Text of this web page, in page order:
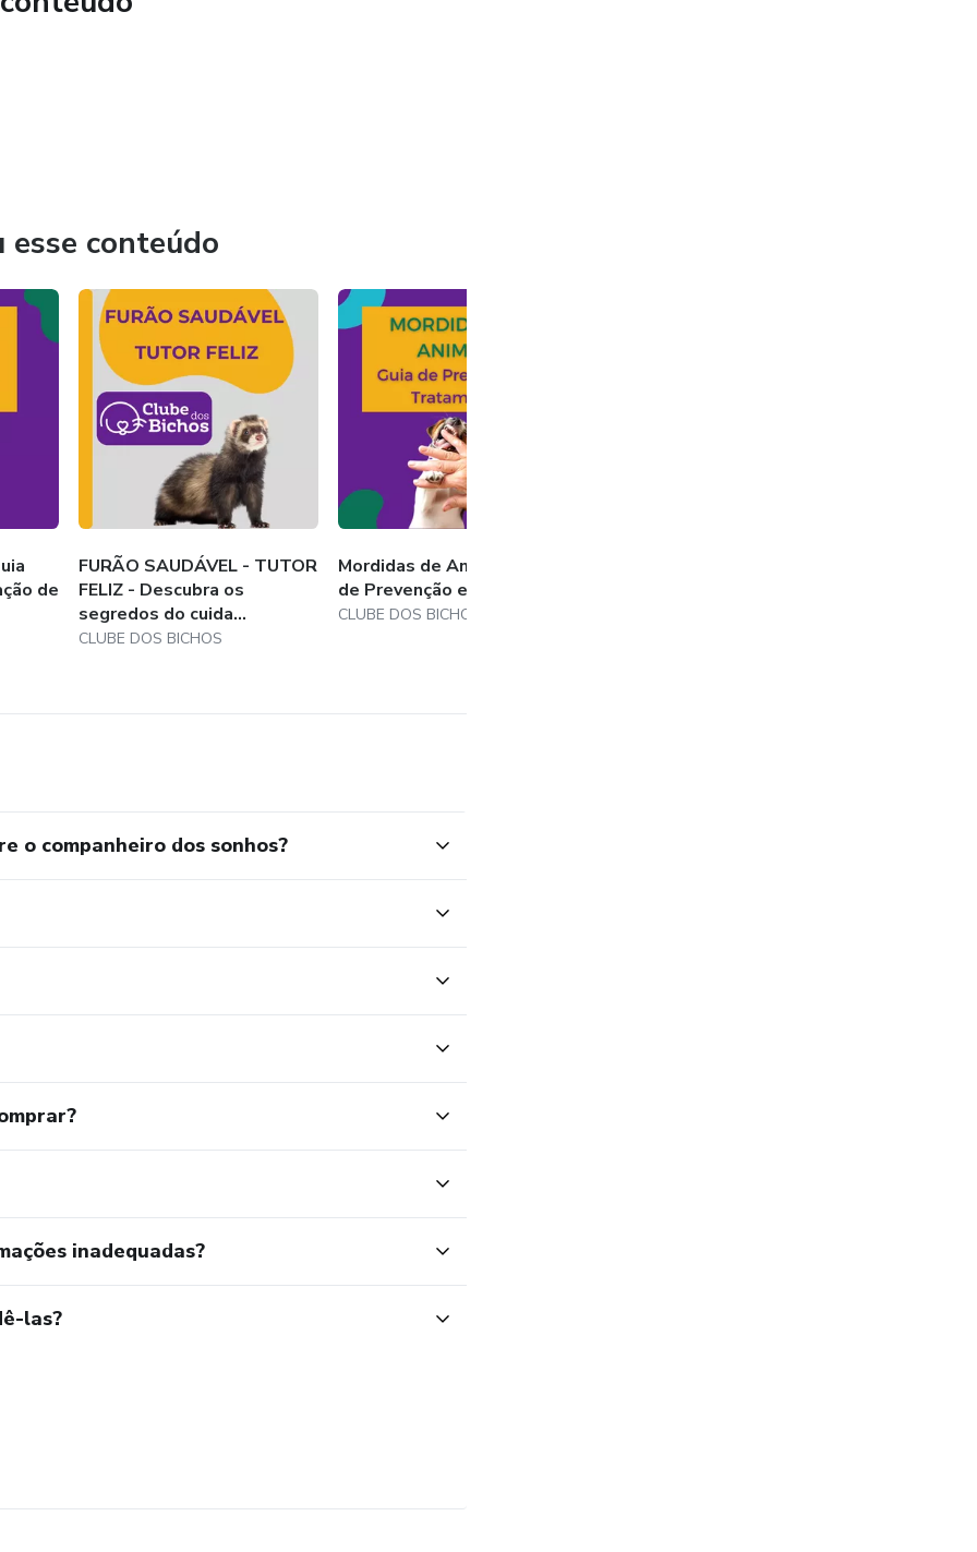
a frequência e dicas para manter seu cão limpo e
com o conhecimento e as ferramentas necessárias
sobre qual cão é o parceiro ideal para a sua família.
amor e memórias inesquecíveis com o cão dos seus
conteúdo
de
FURÃO SAUDÁVEL - TUTOR
FELIZ - Descubra os
segredos do cuida...
CLUBE DOS BICHOS
Mordidas de Animais: Guia
de Prevenção e Tratamento
CLUBE DOS BICHOS
o companheiro dos sonhos?
inadequadas?
las?